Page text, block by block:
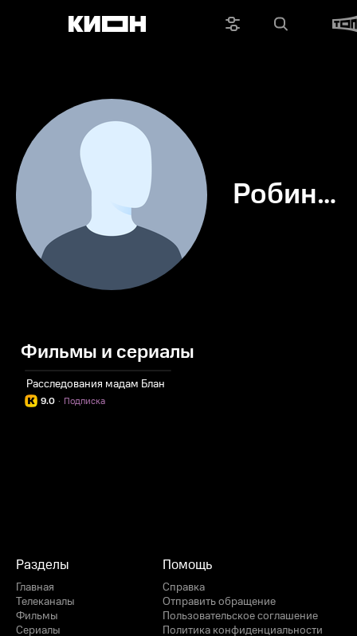
Робин
Фильмы и сериалы
Расследования мадам Блан
9.0 Подписка
·
Разделы
Главная
Телеканалы
Фильмы
Сериалы
Помощь
Справка
Отправить обращение
Пользовательское соглашение
Политика конфиденциальности